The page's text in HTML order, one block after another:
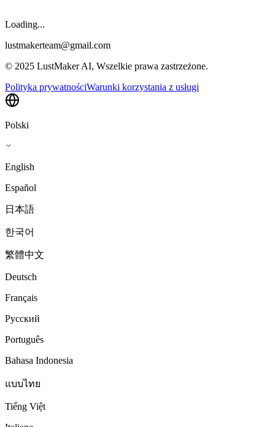
Loading...
lustmakerteam@gmail.com
© 2025 LustMaker AI, Wszelkie prawa zastrzeżone.
Polityka prywatnościWarunki korzystania z usługi
Polski
English
Español
日本語
한국어
繁體中文
Deutsch
Français
Русский
Português
Bahasa Indonesia
แบบไทย
Tiếng Việt